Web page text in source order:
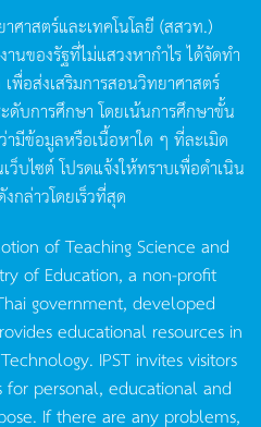
ศาสตร์และเทคโนโลยี (สสวท.)
นของรัฐที่ไม่แสวงหากำไรได้จัดทำ
เพื่อส่งเสริมการสอนวิทยาศาสตร์
ดับการศึกษา โดยเน้นการศึกษาขั้น
มีข้อมูลหรือเนื้อหาใด ๆ ที่ละเมิด
ว็บไซต์โปรดแจ้งให้ทราบเพื่อดำเนิน
กล่าวโดยเร็วที่สุด
of Teaching Science and
of Education, a non-profit
government, developed
educational resources in
IPST invites visitors
personal, educational and
If there are any problems,